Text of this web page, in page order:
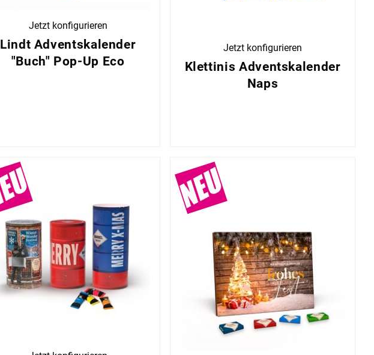
Jetzt konfigurieren
Lindt Adventskalender
"Buch" Pop-Up Eco
Jetzt konfigurieren
Klettinis Adventskalender
Naps